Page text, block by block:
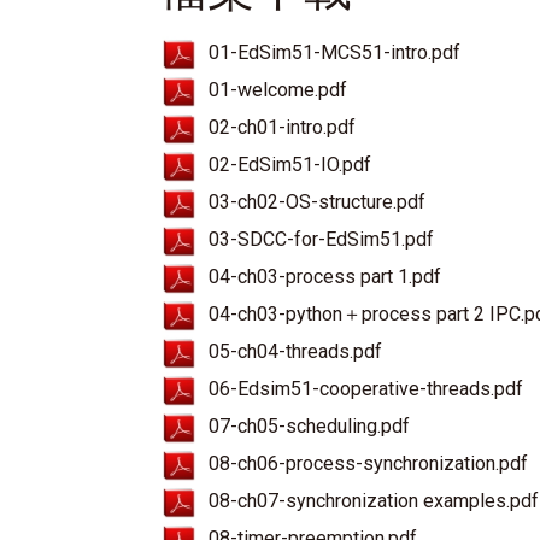
01-EdSim51-MCS51-intro.pdf
01-welcome.pdf
02-ch01-intro.pdf
02-EdSim51-IO.pdf
03-ch02-OS-structure.pdf
03-SDCC-for-EdSim51.pdf
04-ch03-process part 1.pdf
04-ch03-python＋process part 2
05-ch04-threads.pdf
06-Edsim51-cooperative-threads.pdf
07-ch05-scheduling.pdf
08-ch06-process-synchronization.pdf
08-ch07-synchronization examples.pdf